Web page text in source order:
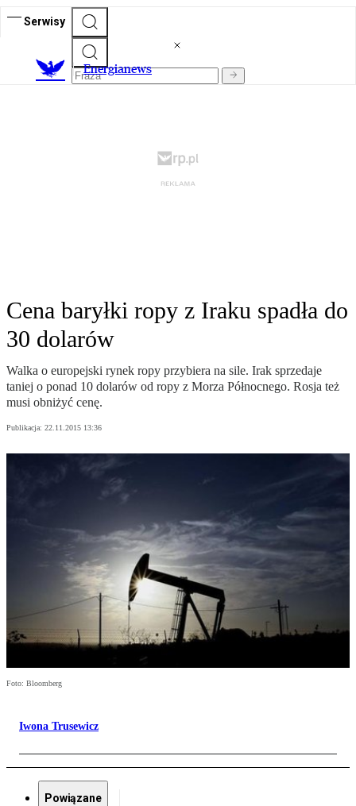
Serwisy
Energianews
Cena baryłki ropy z Iraku spadła do
30 dolarów
Walka o europejski rynek ropy przybiera na sile. Irak sprzedaje
taniej o ponad 10 dolarów od ropy z Morza Północnego. Rosja też
musi obniżyć cenę.
Publikacja: 22.11.2015 13:36
Foto: Bloomberg
Iwona Trusewicz
Powiązane